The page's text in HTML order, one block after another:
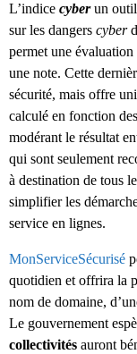
L’indice cyberun outil
sur les dangers cyber
permet une
une note. Cette
sécurité, mais offre
calculé en fonction
modérant le résultat
qui sont seulement
à destination de tous
simplifier les
service en lignes.
MonServiceSécurisé
quotidien et offrira la
nom de domaine,
Le gouvernement
collectivités auront